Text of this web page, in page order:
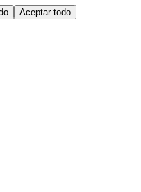
Aceptar todo